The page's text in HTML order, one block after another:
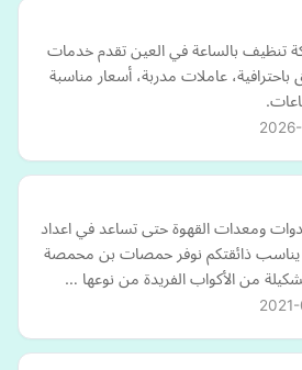
بالساعة في العين تقدم خدمات
عاملات مدربة، أسعار مناسبة
ومعدات القهوة حتى تساعد في اعداد
يناسب ذائقتكم نوفر حمصات بن محمصة
من الأكواب الفريدة من نوعها …